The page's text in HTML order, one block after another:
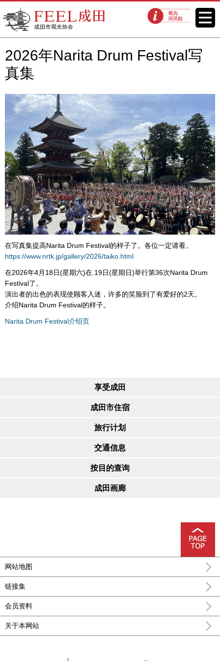
FEEL成田成田市观光协会官方网
站
观光问讯处 菜单
2026年Narita Drum Festival写
真集
在写真集提高Narita Drum Festival的样子了。各位一定请看。
https://www.nrtk.jp/gallery/2026/taiko.html
在2026年4月18日(星期六)在.19日(星期日)举行第36次Narita Drum
Festival了。
演出者的出色的表现使顾客入迷，许多的笑脸到了有爱好的2天。
介绍Narita Drum Festival的样子。
Narita Drum Festival介绍页
享受成田
成田市住宿
旅行计划
交通信息
按目的查询
成田画廊
网站地图
链接集
会员资料
关于本网站
FEEL成田成田市公式观光信息